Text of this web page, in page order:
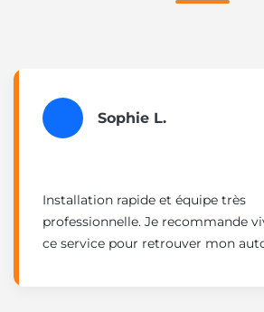
Sophie L.
Installation rapide et équipe très
professionnelle. Je recommande
ce service pour retrouver mon